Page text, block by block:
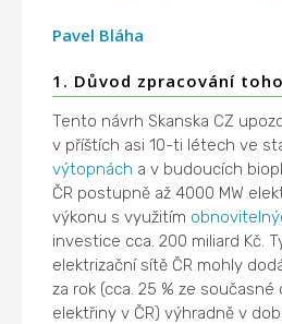
Pavel Bláha
1. Důvod zpracování
Tento návrh Skanska CZ
v příštích asi 10-ti létech ve
výtopnách a v budoucích
ČR postupně až 4000 MW
výkonu s využitím
investice cca. 200 miliard Kč.
elektrizační sítě ČR mohly
za rok (cca. 25 % ze
elektřiny v ČR) výhradně v